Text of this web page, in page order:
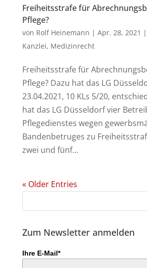
Freiheitsstrafe für
Pflege?
von Rolf Heinemann | Apr. 28, 2021 |
Kanzlei, Medizinrecht
Freiheitsstrafe für
Pflege? Dazu hat das LG
23.04.2021, 10 KLs 5/20,
hat das LG Düsseldorf vier
Pflegedienstes wegen
Bandenbetruges zu
zwei und fünf...
« Older Entries
Zum Newsletter anmelden
Ihre E-Mail*